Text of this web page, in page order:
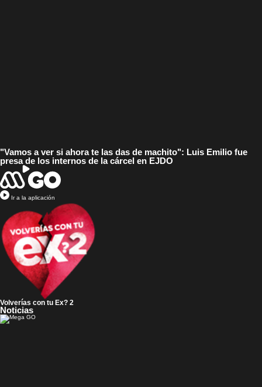
"Vamos a ver si ahora te las das de machito": Luis Emilio fue
presa de los internos de la cárcel en EJDO
Ir a la aplicación
Volverías con tu Ex? 2
Noticias